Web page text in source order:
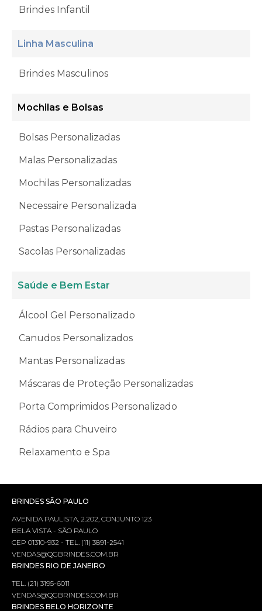
Brindes Infantil
Linha Masculina
Brindes Masculinos
Mochilas e Bolsas
Bolsas Personalizadas
Malas Personalizadas
Mochilas Personalizadas
Necessaire Personalizada
Pastas Personalizadas
Sacolas Personalizadas
Saúde e Bem Estar
Álcool Gel Personalizado
Canudos Personalizados
Mantas Personalizadas
Máscaras de Proteção Personalizadas
Porta Comprimidos Personalizado
Rádios para Chuveiro
Relaxamento e Spa
BRINDES SÃO PAULO
AVENIDA PAULISTA, 2.202, CONJUNTO 123
BELA VISTA - SÃO PAULO
CEP 01310-932 - TEL. (11) 3891-2541
VENDAS@QGBRINDES.COM.BR
BRINDES RIO DE JANEIRO
TEL. (21) 3195-6011
VENDAS@QGBRINDES.COM.BR
BRINDES BELO HORIZONTE